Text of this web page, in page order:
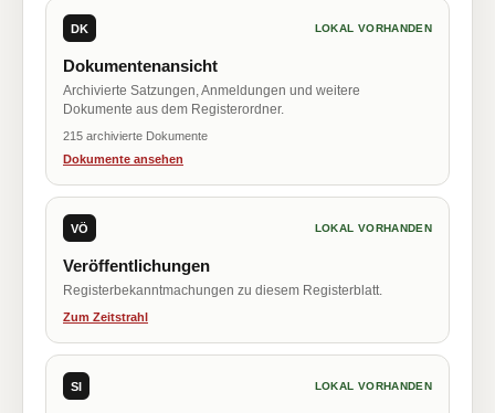
DK LOKAL VORHANDEN
Dokumentenansicht
Archivierte Satzungen, Anmeldungen und weitere
Dokumente aus dem Registerordner.
215 archivierte Dokumente
Dokumente ansehen
VÖ LOKAL VORHANDEN
Veröffentlichungen
Registerbekanntmachungen zu diesem Registerblatt.
Zum Zeitstrahl
SI LOKAL VORHANDEN